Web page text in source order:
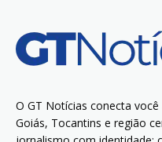
O GT Notícias conecta
Goiás, Tocantins e região